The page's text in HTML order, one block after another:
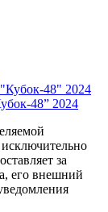
48” 2024
за
его внешний